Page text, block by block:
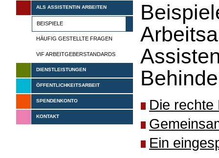
ALS ASSISTENTIN ARBEITEN
BEISPIELE
HÄUFIG GESTELLTE FRAGEN
VIF ARBEITGEBERSTANDARDS
DIENSTLEISTUNGEN
ÖFFENTLICHKEITSARBEIT
SPENDENKONTO
KONTAKT
Die rechte
Ein